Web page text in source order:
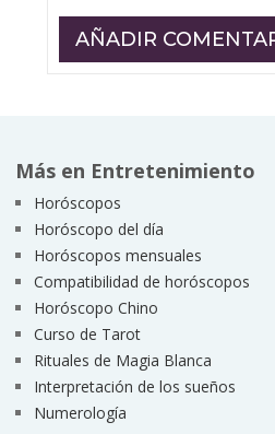
Más en Entretenimiento
Horóscopos
Horóscopo del día
Horóscopos mensuales
Compatibilidad de horóscopos
Horóscopo Chino
Curso de Tarot
Rituales de Magia Blanca
Interpretación de los sueños
Numerología